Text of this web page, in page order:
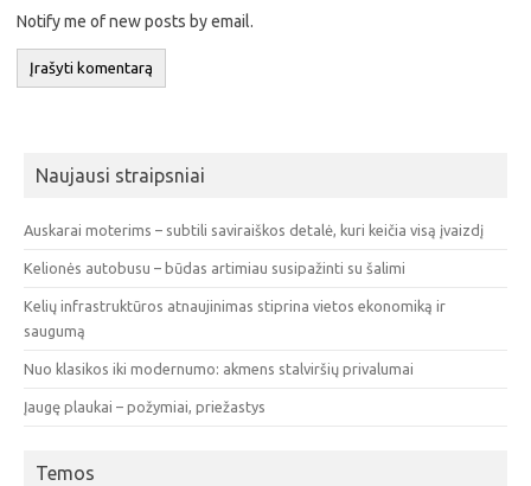
Notify me of new posts by email.
Naujausi straipsniai
Auskarai moterims – subtili saviraiškos detalė, kuri keičia visą įvaizdį
Kelionės autobusu – būdas artimiau susipažinti su šalimi
Kelių infrastruktūros atnaujinimas stiprina vietos ekonomiką ir
saugumą
Nuo klasikos iki modernumo: akmens stalviršių privalumai
Įaugę plaukai – požymiai, priežastys
Temos